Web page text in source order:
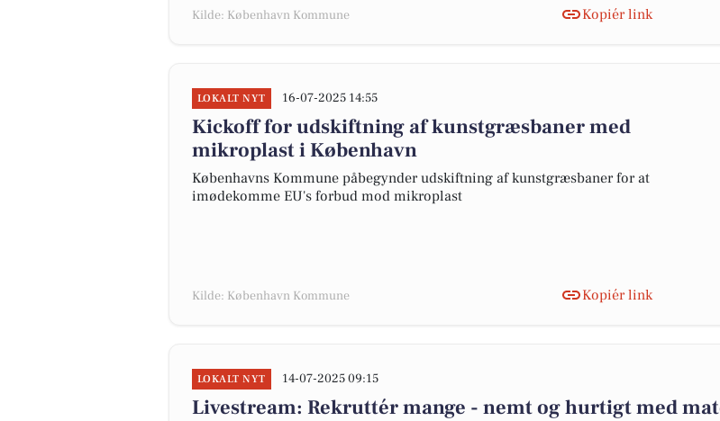
Kilde: København Kommune Kopiér link
LOKALT NYT 16-07-2025 14:55
Kickoff for udskiftning af kunstgræsbaner med
mikroplast i København
Københavns Kommune påbegynder udskiftning af kunstgræsbaner for at
imødekomme EU's forbud mod mikroplast
Kilde: København Kommune Kopiér link
LOKALT NYT 14-07-2025 09:15
Livestream: Rekruttér mange - nemt og hurtigt med